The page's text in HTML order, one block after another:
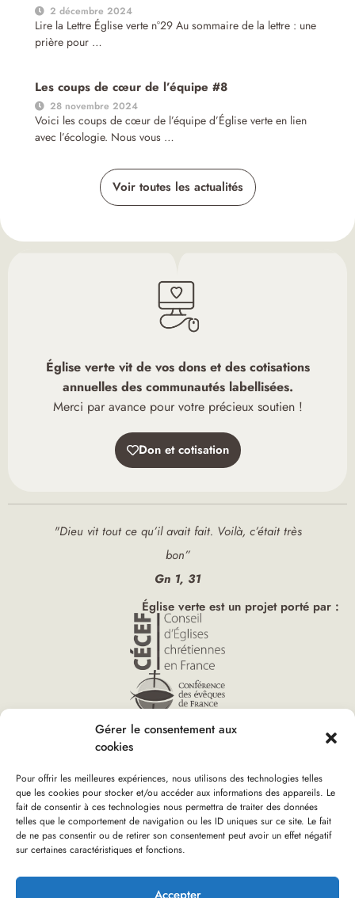
Gérer le consentement aux
cookies
Pour offrir les meilleures expériences, nous utilisons des technologies telles
que les cookies pour stocker et/ou accéder aux informations des appareils. Le
fait de consentir à ces technologies nous permettra de traiter des données
telles que le comportement de navigation ou les ID uniques sur ce site. Le fait
de ne pas consentir ou de retirer son consentement peut avoir un effet négatif
sur certaines caractéristiques et fonctions.
Accepter
2 décembre 2024
Lire la Lettre Église verte n°29 Au sommaire de la lettre : une
prière pour …
Les coups de cœur de l’équipe #8
28 novembre 2024
Voici les coups de cœur de l’équipe d’Église verte en lien
avec l’écologie. Nous vous …
Voir toutes les actualités
Église verte vit de vos dons et des cotisations
annuelles des communautés labellisées.
Merci par avance pour votre précieux soutien !
Don et cotisation
"Dieu vit tout ce qu’il avait fait. Voilà, c’était très
bon”
Gn 1, 31
Église verte est un projet porté par :
Vous êtes ici : Accueil»Actualités»Page 27
Mentions Légales